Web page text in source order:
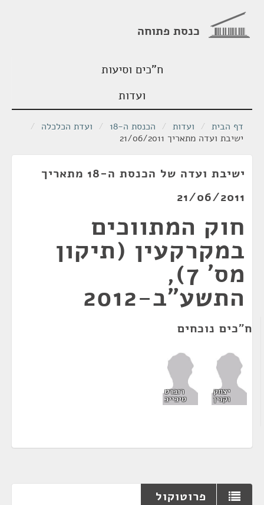
כנסת פתוחה
ח"כים וסיעות
ועדות
דף הבית / ועדות / הכנסת ה-18 / ועדת הכלכלה /
ישיבת ועדה מתאריך 21/06/2011
ישיבת ועדה של הכנסת ה-18 מתאריך
21/06/2011
חוק המתווכים
במקרקעין (תיקון
מס' 7),
התשע"ב-2012
ח"כים נוכחים
יצחק
וקנין
רוברט
טיבייב
פרוטוקול